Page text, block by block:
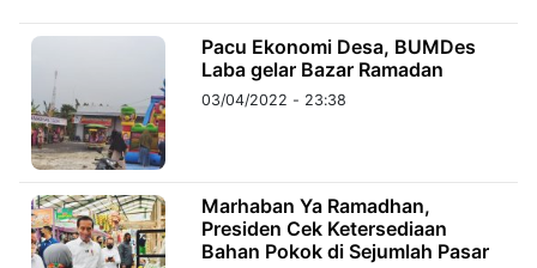
Follow
Kabarbaru
Pacu Ekonomi Desa, BUMDes
Laba gelar Bazar Ramadan
03/04/2022 - 23:38
Marhaban Ya Ramadhan,
Presiden Cek Ketersediaan
Bahan Pokok di Sejumlah Pasar